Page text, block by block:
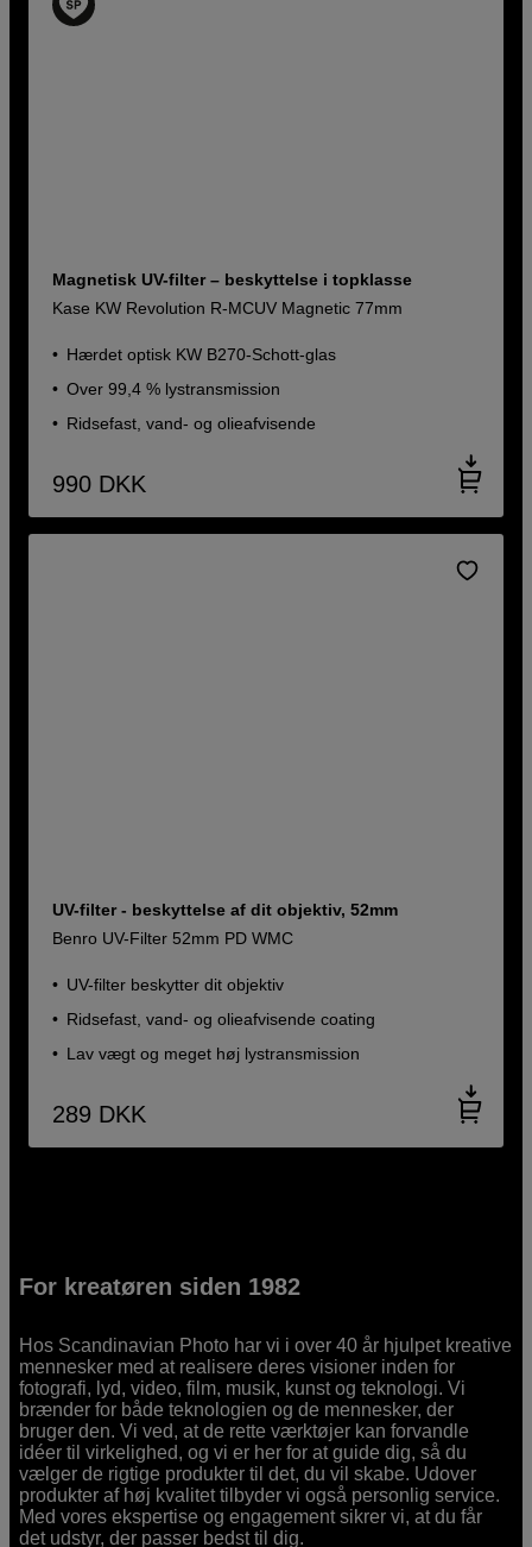
Magnetisk UV-filter – beskyttelse i topklasse
Kase KW Revolution R-MCUV Magnetic 77mm
Hærdet optisk KW B270-Schott-glas
Over 99,4 % lystransmission
Ridsefast, vand- og olieafvisende
990 DKK
UV-filter - beskyttelse af dit objektiv, 52mm
Benro UV-Filter 52mm PD WMC
UV-filter beskytter dit objektiv
Ridsefast, vand- og olieafvisende coating
Lav vægt og meget høj lystransmission
289 DKK
For kreatøren siden 1982
Hos Scandinavian Photo har vi i over 40 år hjulpet kreative
mennesker med at realisere deres visioner inden for
fotografi, lyd, video, film, musik, kunst og teknologi. Vi
brænder for både teknologien og de mennesker, der
bruger den. Vi ved, at de rette værktøjer kan forvandle
idéer til virkelighed, og vi er her for at guide dig, så du
vælger de rigtige produkter til det, du vil skabe. Udover
produkter af høj kvalitet tilbyder vi også personlig service.
Med vores ekspertise og engagement sikrer vi, at du får
det udstyr, der passer bedst til dig.